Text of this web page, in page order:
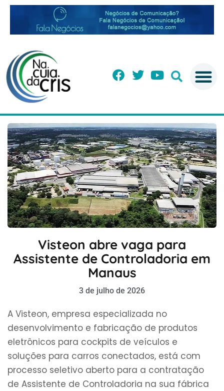
Visteon abre vaga para
Assistente de Controladoria em
Manaus
3 de julho de 2026
A Visteon, empresa especializada no
desenvolvimento e fabricação de produtos
eletrônicos para cockpits de veículos e
soluções para carros conectados, está com
processo seletivo aberto para a contratação
de Assistente de Controladoria na sua fábrica